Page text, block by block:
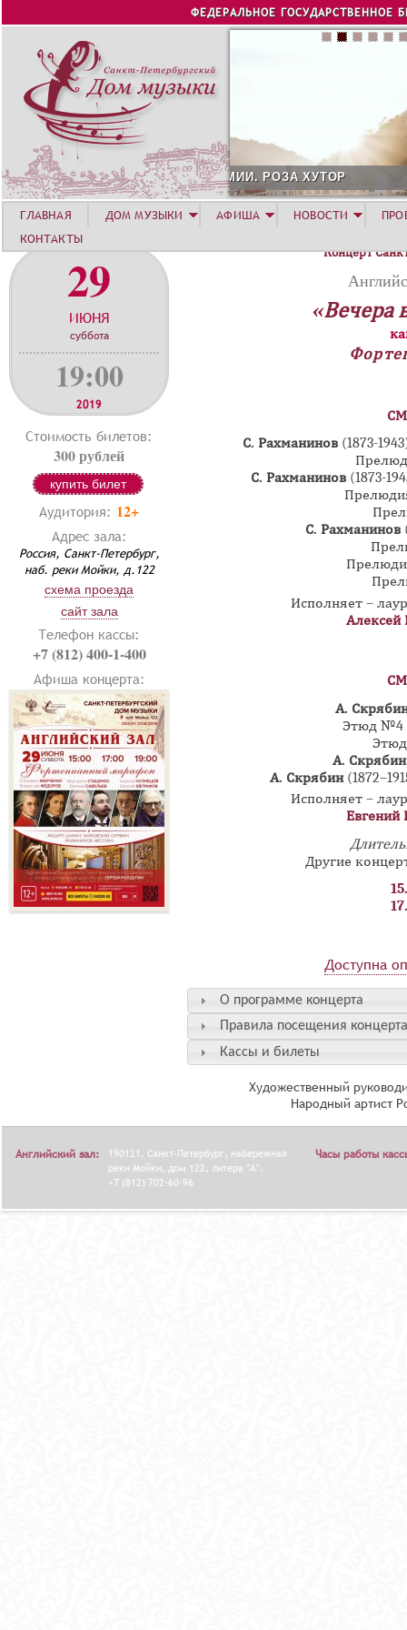
Jump to navigation
ФЕДЕРАЛЬНОЕ ГОСУДАРСТВЕННОЕ
СОЛИСТ АВГУСТА 2026 -
29
ИЮНЯ
суббота
19:00
2019
Стоимость билетов:
300 рублей
купить билет
Аудитория: 12+
Адрес зала:
Россия, Санкт-Петербург,
наб. реки Мойки, д.122
схема проезда
сайт зала
Телефон кассы:
+7 (812) 400-1-400
Афиша концерта:
Концерт
«Вечера
С. Рахманинов(1873-
С. Рахманинов(1873-
С. Рахманинов
Исполняет –
Алексей
А.
Этюд
А. Скрябин
А. Скрябин
Исполняет –
Евгений
Другие
Доступна
О программе концерта
Правила посещения
Кассы и билеты
Художественный
Народный артист
ГЛАВНАЯ ДОМ МУЗЫКИ АФИША НОВОСТИ
КОНТАКТЫ
Английский зал:
190121, Санкт-Петербург, набережная
реки Мойки, дом 122, литера "А".
+7 (812) 702-60-96
Часы работы